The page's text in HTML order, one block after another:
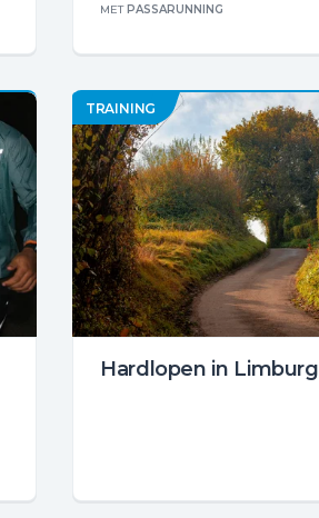
METPASSARUNNING
TRAINING
Hardlopen in Limburg